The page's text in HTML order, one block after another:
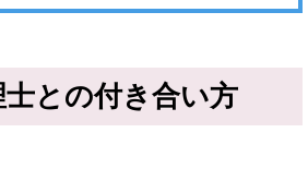
との付き合い方